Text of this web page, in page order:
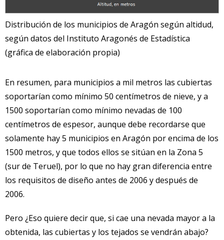
Distribución de los municipios de Aragón según altidud,
según datos del Instituto Aragonés de Estadística
(gráfica de elaboración propia)
En resumen, para municipios a mil metros las cubiertas
soportarían como mínimo 50 centímetros de nieve, y a
1500 soportarían como mínimo nevadas de 100
centímetros de espesor, aunque debe recordarse que
solamente hay 5 municipios en Aragón por encima de los
1500 metros, y que todos ellos se sitúan en la Zona 5
(sur de Teruel), por lo que no hay gran diferencia entre
los requisitos de diseño antes de 2006 y después de
2006.
Pero ¿Eso quiere decir que, si cae una nevada mayor a la
obtenida, las cubiertas y los tejados se vendrán abajo?